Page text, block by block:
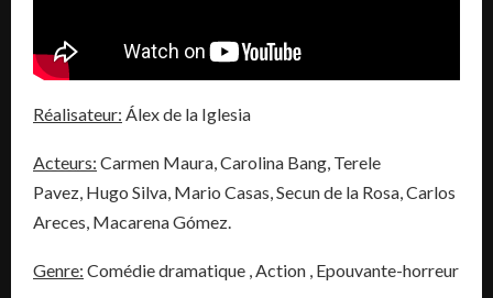
Réalisateur: Álex de la Iglesia
Acteurs: Carmen Maura, Carolina Bang, Terele
Pavez, Hugo Silva, Mario Casas, Secun de la Rosa, Carlos
Areces, Macarena Gómez.
Genre: Comédie dramatique , Action , Epouvante-horreur